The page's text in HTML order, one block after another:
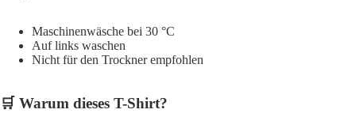
Maschinenwäsche bei 30 °C
Auf links waschen
Nicht für den Trockner empfohlen
🛒 Warum dieses T-Shirt?